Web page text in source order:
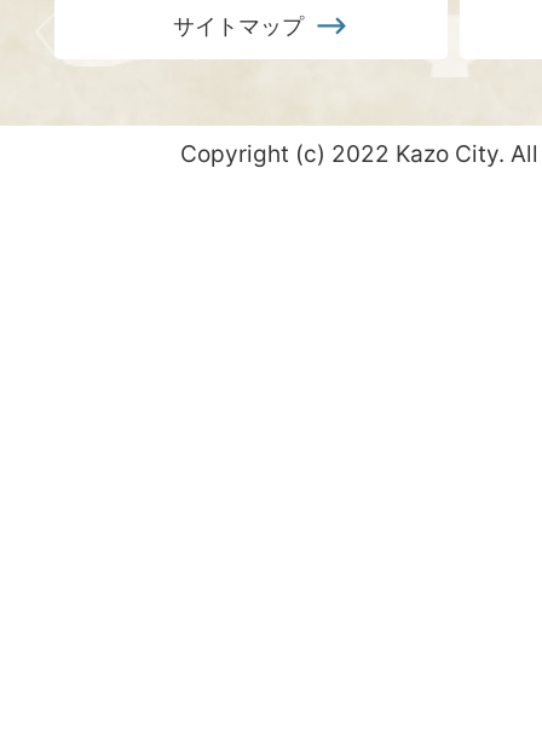
サイトマップ
Copyright (c) 2022 Kazo City.